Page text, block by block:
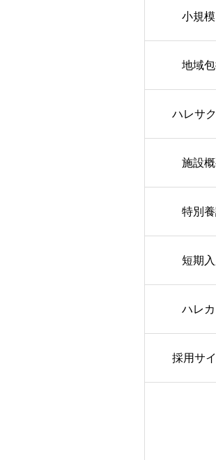
小規
地域
んしん
ハレサク
施設
特別
短期
ハレ
採用サ